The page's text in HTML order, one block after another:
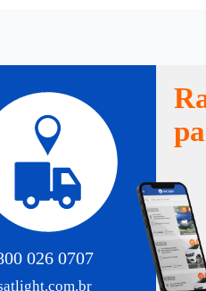
satlight.com.br
026 0707